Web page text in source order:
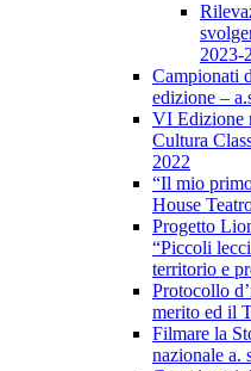
2023-
Campionati
edizione –
VI Edizione
Cultura
2022
“Il mio
House
Progetto
“Piccoli
territorio e
Protocollo
merito ed il
Filmare la
nazionale a.